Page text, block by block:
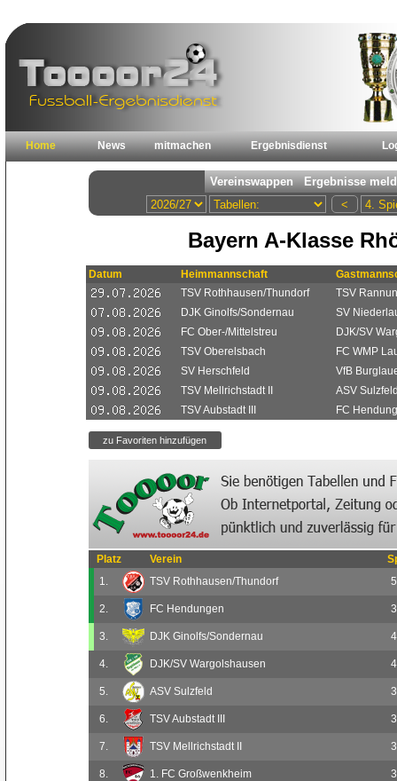
Home News mitmachen Ergebnisdienst
Bayern A-Klasse
Datum Heimmannschaft
TSV Rothhausen/Thundorf
TSV
DJK Ginolfs/Sondernau
SV
FC Ober-/Mittelstreu
DJK/SV
TSV Oberelsbach
FC WMP
SV Herschfeld
VfB
TSV Mellrichstadt II
ASV
TSV Aubstadt III
FC
Platz Verein
1.
TSV Rothhausen/Thundorf 5
2. FC Hendungen 3
3. DJK Ginolfs/Sondernau 4
4. DJK/SV Wargolshausen 4
5. ASV Sulzfeld 3
6. TSV Aubstadt III 3
7. TSV Mellrichstadt II 3
8. 1. FC Großwenkheim 3